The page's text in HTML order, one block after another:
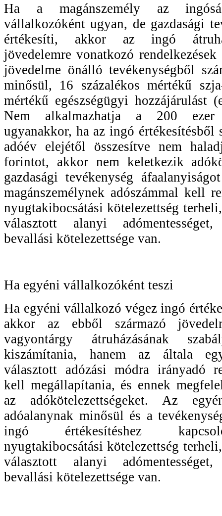
Ha a magánszemély az
vállalkozóként ugyan, de gazdasági
értékesíti, akkor az ingó
jövedelemre vonatkozó
jövedelme önálló tevékenységből
minősül, 16 százalékos mértékű
mértékű egészségügyi hozzájárulást
Nem alkalmazhatja a 200 ezer
ugyanakkor, ha az ingó értékesítésből
adóév elejétől összesítve nem
forintot, akkor nem keletkezik
gazdasági tevékenység
magánszemélynek adószámmal kell
nyugtakibocsátási kötelezettség
választott alanyi
bevallási kötelezettsége van.
Ha egyéni vállalkozóként teszi
Ha egyéni vállalkozó végez ingó
akkor az ebből származó
vagyontárgy átruházásának
kiszámítania, hanem az általa
választott adózási módra irányadó
kell megállapítania, és ennek
az adókötelezettségeket. Az
adóalanynak minősül és a
ingó értékesítéshez
nyugtakibocsátási kötelezettség
választott alanyi
bevallási kötelezettsége van.